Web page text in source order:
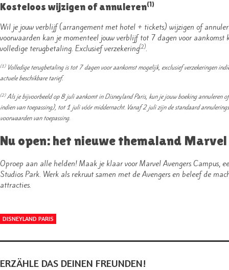
Kosteloos wijzigen of annuleren(1)
Wil je jouw verblijf (arrangement met hotel + tickets) wijzigen of
voorwaarden kan je momenteel jouw verblijf tot 7 dagen voor aankomst
volledige terugbetaling. Exclusief verzekering(2).
(1)Volledige terugbetaling is tot 7 dagen voor aankomst mogelijk, exclusief verzekeringen
actuele beschikbare tarief.
(2)Als je bijvoorbeeld op 8 juli aankomt in Disneyland Paris, kun je jouw boeking annuleren
indien van toepassing), tot 1 juli vóór middernacht. Vanaf 2 juli zijn de standaard
voorwaarden van toepassing.
Nu open: het nieuwe themaland
Oproep aan alle helden! Maak je klaar voor Marvel Avengers Campus,
Studios Park. Werk als rekruut samen met de Avengers en beleef de
attracties.
DISNEYLAND PARIS
ERZÄHLE DAS DEINEN FREUNDEN!